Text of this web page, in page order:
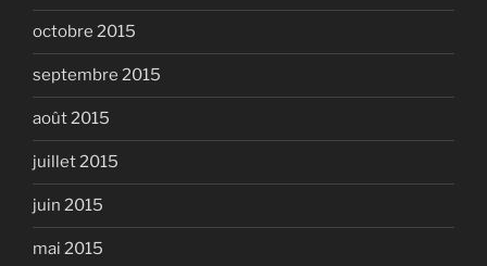
octobre 2015
septembre 2015
août 2015
juillet 2015
juin 2015
mai 2015